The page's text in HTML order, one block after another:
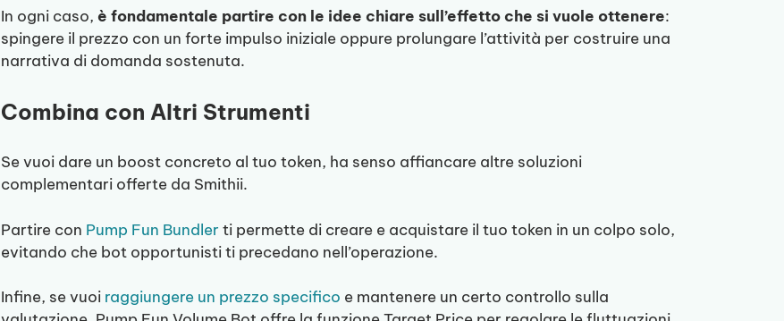
In ogni caso,è fondamentale partire con le idee chiare sull’effetto che si vuole ottenere:
spingere il prezzo con un forte impulso iniziale oppure prolungare l’attività per costruire una
narrativa di domanda sostenuta.
Combina con Altri Strumenti
Se vuoi dare un boost concreto al tuo token, ha senso affiancare altre soluzioni
complementari offerte da Smithii.
Partire con Pump Fun Bundler ti permette di creare e acquistare il tuo token in un colpo solo,
evitando che bot opportunisti ti precedano nell’operazione.
Infine, se vuoi raggiungere un prezzo specifico e mantenere un certo controllo sulla